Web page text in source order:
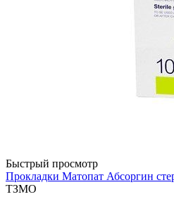
Быстрый просмотр
Прокладки Матопат Абсоргин
ТЗМО